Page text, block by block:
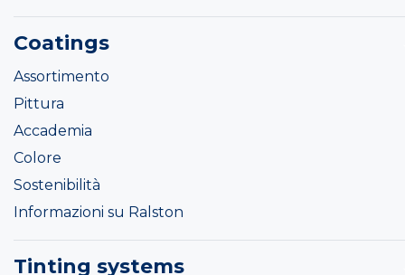
Coatings
Assortimento
Pittura
Accademia
Colore
Sostenibilità
Informazioni su Ralston
Tinting systems